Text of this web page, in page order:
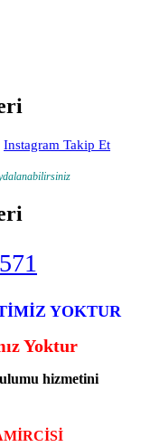
Instagram Takip Et
YOKTUR
Yoktur
hizmetini